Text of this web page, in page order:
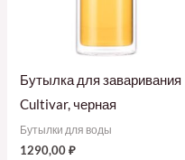
Бутылка для заваривания
Cultivar, черная
Бутылки для воды
1290,00₽